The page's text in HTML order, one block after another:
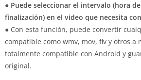
● Puede seleccionar el intervalo (hora
finalización) en el video que necesita
● Con esta función, puede convertir
compatible como wmv, mov, flv y otros a
totalmente compatible con Android y
original.